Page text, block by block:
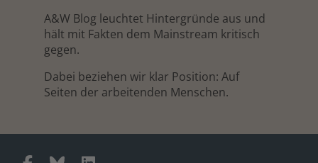
A&W Blog leuchtet Hintergründe aus und
hält mit Fakten dem Mainstream kritisch
gegen.
Dabei beziehen wir klar Position: Auf
Seiten der arbeitenden Menschen.